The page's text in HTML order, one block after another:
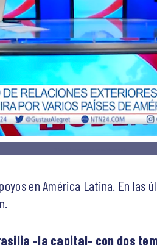
en América Latina. En
-la capital- con dos